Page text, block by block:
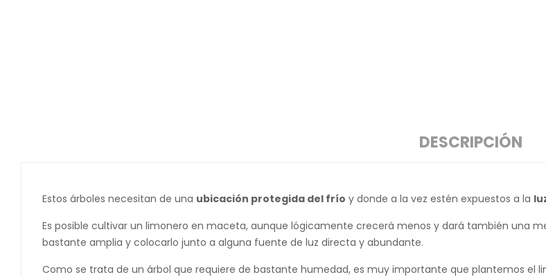
DESCRIPCIÓN
Estos árboles necesitan de una ubicación protegida del frío y donde a la vez estén expuestos a la
Es posible cultivar un limonero en maceta, aunque lógicamente crecerá menos y dará también una
bastante amplia y colocarlo junto a alguna fuente de luz directa y abundante.
Como se trata de un árbol que requiere de bastante humedad, es muy importante que plantemos el